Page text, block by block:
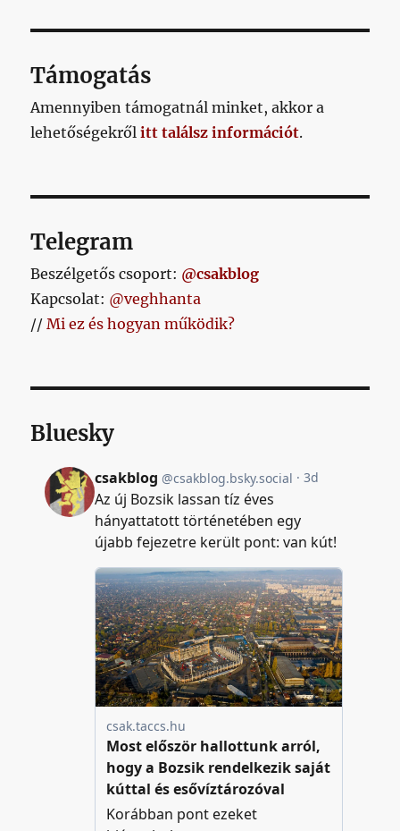
Támogatás
Amennyiben támogatnál minket, akkor a
lehetőségekrőlitt találsz információt.
Telegram
Beszélgetős csoport: @csakblog
Kapcsolat: @veghhanta
//Mi ez és hogyan működik?
Bluesky